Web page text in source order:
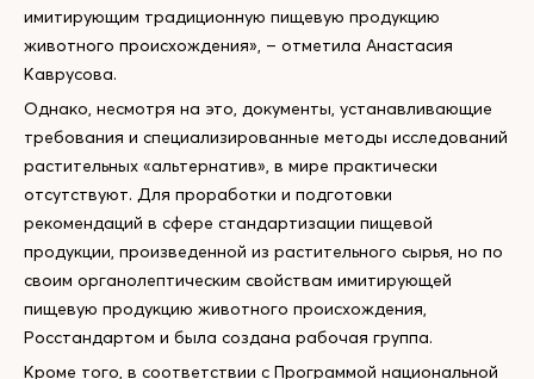
имитирующим традиционную пищевую продукцию
животного происхождения», – отметила Анастасия
Каврусова.
Однако, несмотря на это, документы, устанавливающие
требования и специализированные методы исследований
растительных «альтернатив», в мире практически
отсутствуют. Для проработки и подготовки
рекомендаций в сфере стандартизации пищевой
продукции, произведенной из растительного сырья, но по
своим органолептическим свойствам имитирующей
пищевую продукцию животного происхождения,
Росстандартом и была создана рабочая группа.
Кроме того, в соответствии с Программой национальной